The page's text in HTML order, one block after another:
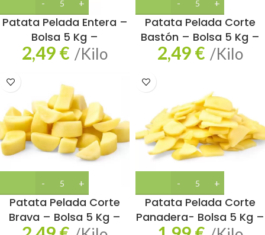
Patata Pelada Entera –
Bolsa 5 Kg –
2,49€ /Kilo
Patata Pelada Corte
Bastón – Bolsa 5 Kg –
2,49€ /Kilo
Patata Pelada Corte
Brava – Bolsa 5 Kg –
Patata Pelada Corte
Panadera- Bolsa 5 Kg –